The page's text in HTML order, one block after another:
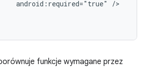
android:required="true"
funkcje wymagane przez